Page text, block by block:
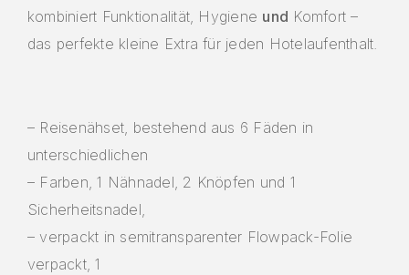
kombiniert Funktionalität, Hygiene und Komfort –
das perfekte kleine Extra für jeden Hotelaufenthalt.
– Reisenähset, bestehend aus 6 Fäden in
unterschiedlichen
– Farben, 1 Nähnadel, 2 Knöpfen und 1
Sicherheitsnadel,
– verpackt in semitransparenter Flowpack-Folie
verpackt, 1